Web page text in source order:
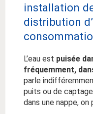
installation
distribution
L’eau est puisée
fréquemment,
parle
puits ou de
dans une nappe,